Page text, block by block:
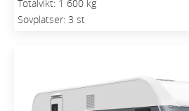
Totalvikt: 1 600 kg
Sovplatser: 3 st